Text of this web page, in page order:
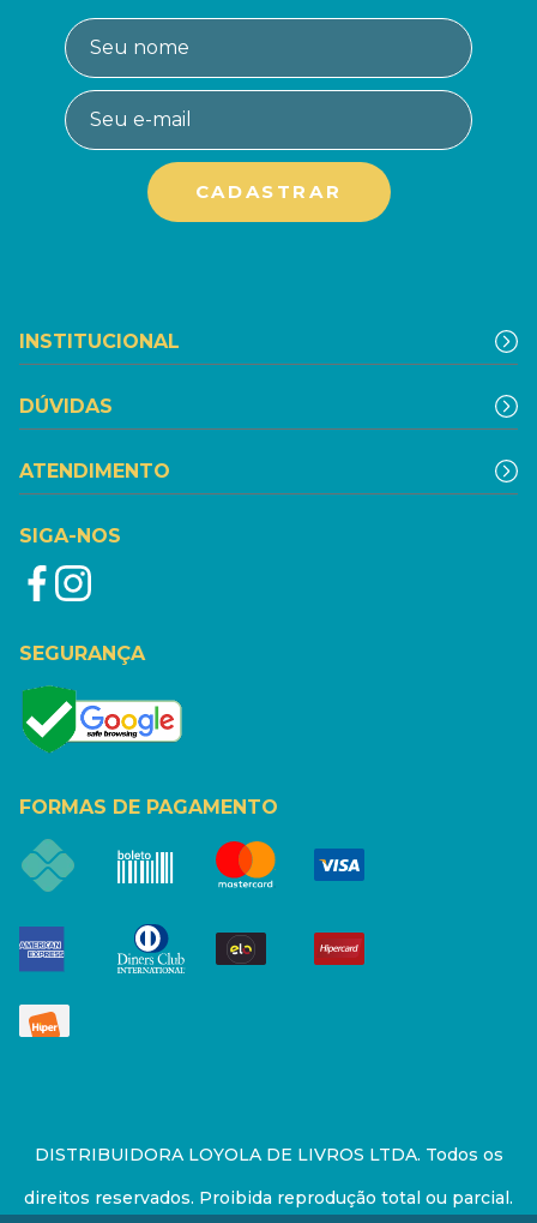
INSTITUCIONAL
DÚVIDAS
ATENDIMENTO
SIGA-NOS
SEGURANÇA
FORMAS DE PAGAMENTO
DISTRIBUIDORA LOYOLA DE LIVROS LTDA. Todos os
direitos reservados. Proibida reprodução total ou parcial.